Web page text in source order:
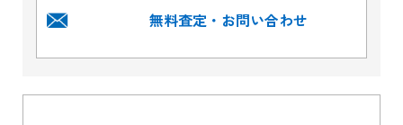
無料査定・お問い合わせ